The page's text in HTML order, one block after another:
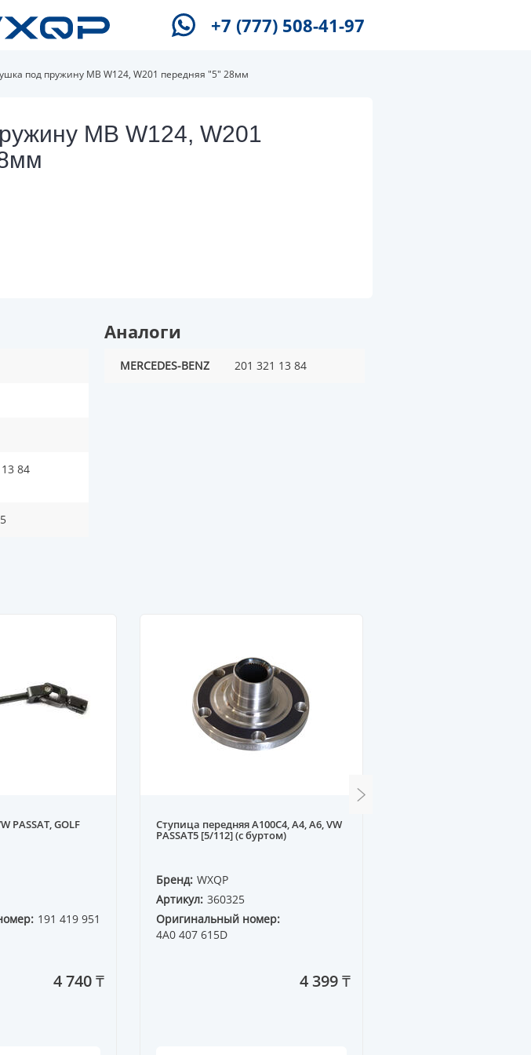
+7 (777) 508-41-97
под пружину MB W124, W201 передняя "5" 28мм
MB W124, W201
84
Аналоги
MERCEDES-BENZ 201 321 13 84
PASSAT, GOLF
191 419 951
4 740 ₸
Ступица передняя A100C4, A4, A6, VW
PASSAT5 [5/112] (с буртом)
Бренд: WXQP
Артикул: 360325
Оригинальный номер:
4A0 407 615D
4 399 ₸